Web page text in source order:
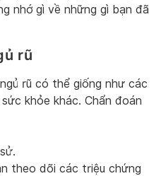
nhớ gì về những gì bạn đã
rũ
rũ có thể giống như các
khỏe khác. Chẩn đoán
theo dõi các triệu chứng